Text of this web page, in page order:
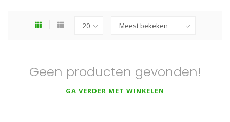
Geen producten gevonden!
GA VERDER MET WINKELEN